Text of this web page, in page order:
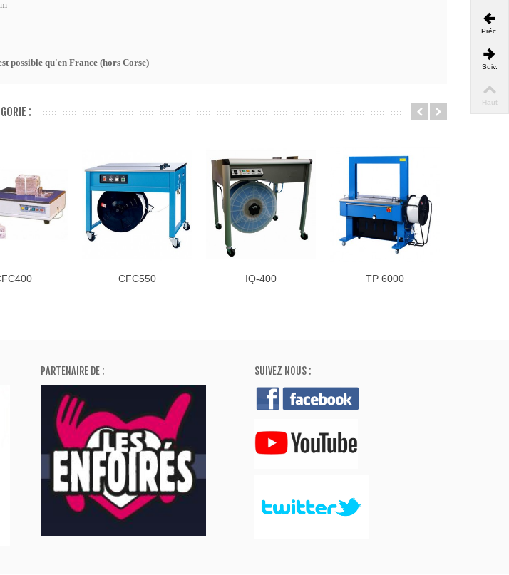
possible qu'en France (hors Corse)
:
CFC550 IQ-400 TP 6000
PARTENAIRE DE : SUIVEZ NOUS :
Préc.
Suiv.
Haut